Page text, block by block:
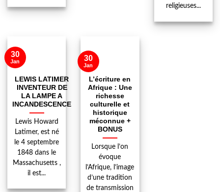
religieuses...
LEWIS LATIMER
INVENTEUR DE
LA LAMPE A
INCANDESCENCE
Lewis Howard
Latimer, est né
le 4 septembre
1848 dans le
Massachusetts ,
il est...
30
Jan
L’écriture en
Afrique : Une
richesse
culturelle et
historique
méconnue +
BONUS
Lorsque l’on
évoque
l’Afrique, l’image
d’une tradition
de transmission
30
Jan